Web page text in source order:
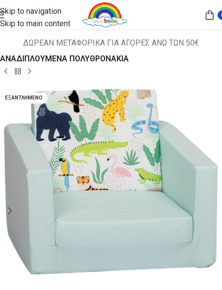
Skip to navigation
Skip to main content
ΔΩΡΕΑΝ ΜΕΤΑΦΟΡΙΚΑ ΓΙΑ ΑΓΟΡΕΣ ΑΝΩ ΤΩΝ 50€
Αρχική σελίδα ΠΑΙΔΙΚΑ ΚΑΘΙΣΜΑΤΑ
ΑΝΑΔΙΠΛΟΥΜΕΝΑ ΠΟΛΥΘΡΟΝΑΚΙΑ
ΕΞΑΝΤΛΗΜΈΝΟ